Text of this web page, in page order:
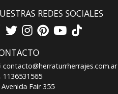
REDES SOCIALES
contacto@herraturrherrajes.com.ar
1136531565
Avenida Fair 355